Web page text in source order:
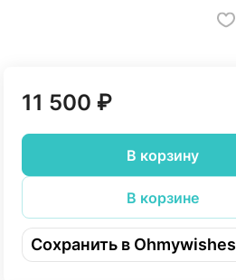
11 500 ₽
В корзину
В корзине
Сохранить в Ohmywishes